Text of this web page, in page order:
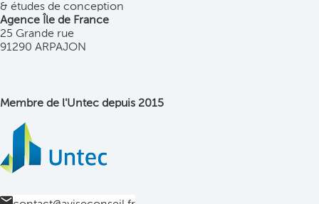
& études de conception
Agence Île de France
25 Grande rue
91290 ARPAJON
Membre de l'Untec depuis 2015